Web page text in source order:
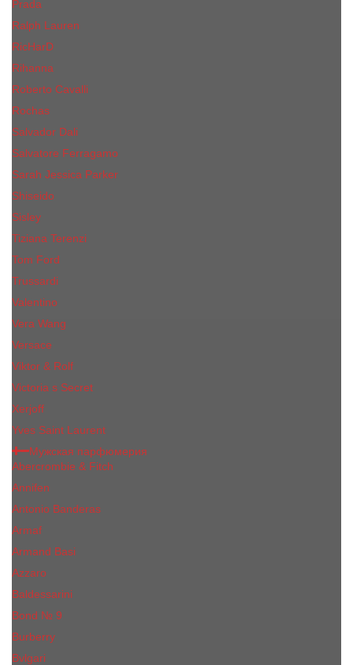
Prada
Ralph Lauren
RicHarD
Rihanna
Roberto Cavalli
Rochas
Salvador Dali
Salvatore Ferragamo
Sarah Jessica Parker
Shiseido
Sisley
Tiziana Terenzi
Tom Ford
Trussardi
Valentino
Vera Wang
Versace
Viktor & Rolf
Victoria s Secret
Xerjoff
Yves Saint Laurent
Мужская парфюмерия
Abercrombie & Fitch
Annifen
Antonio Banderas
Armaf
Armand Basi
Azzaro
Baldessarini
Bond № 9
Burberry
Bvlgari